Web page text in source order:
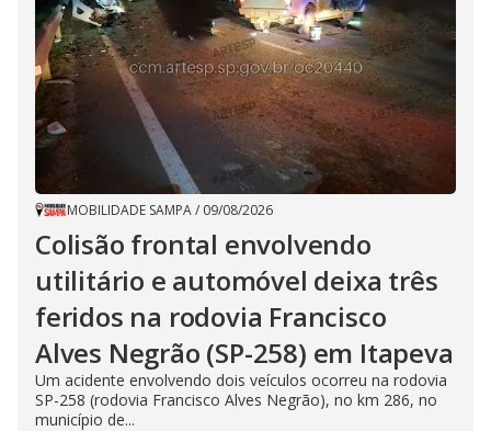
MOBILIDADE SAMPA/ 09/08/2026
Colisão frontal envolvendo
utilitário e automóvel deixa três
feridos na rodovia Francisco
Alves Negrão (SP-258) em Itapeva
Um acidente envolvendo dois veículos ocorreu na rodovia
SP-258 (rodovia Francisco Alves Negrão), no km 286, no
município de...